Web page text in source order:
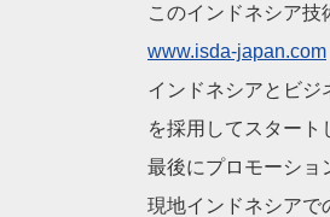
このインドネシア技
www.isda-japan.com
インドネシアとビジ
を採用してスタート
最後にプロモーショ
現地インドネシアで